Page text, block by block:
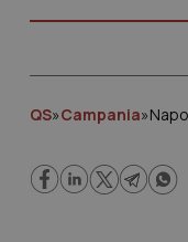
QS»Campania»